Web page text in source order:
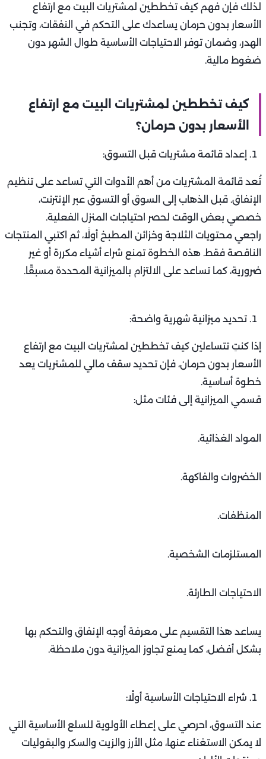
لذلك فإن فهم كيف تخططين لمشتريات البيت مع ارتفاع
الأسعار بدون حرمان يساعدك على التحكم في النفقات، وتجنب
الهدر، وضمان توفر الاحتياجات الأساسية طوال الشهر دون
ضغوط مالية.
كيف تخططين لمشتريات البيت مع ارتفاع
الأسعار بدون حرمان؟
إعداد قائمة مشتريات قبل التسوق:
تُعد قائمة المشتريات من أهم الأدوات التي تساعد على تنظيم
الإنفاق. قبل الذهاب إلى السوق أو التسوق عبر الإنترنت،
خصصي بعض الوقت لحصر احتياجات المنزل الفعلية.
راجعي محتويات الثلاجة وخزائن المطبخ أولًا، ثم اكتبي المنتجات
الناقصة فقط. هذه الخطوة تمنع شراء أشياء مكررة أو غير
ضرورية، كما تساعد على الالتزام بالميزانية المحددة مسبقًا.
تحديد ميزانية شهرية واضحة:
إذا كنتِ تتساءلين كيف تخططين لمشتريات البيت مع ارتفاع
الأسعار بدون حرمان، فإن تحديد سقف مالي للمشتريات يعد
خطوة أساسية.
قسمي الميزانية إلى فئات مثل:
المواد الغذائية.
الخضروات والفاكهة.
المنظفات.
المستلزمات الشخصية.
الاحتياجات الطارئة.
يساعد هذا التقسيم على معرفة أوجه الإنفاق والتحكم بها
بشكل أفضل، كما يمنع تجاوز الميزانية دون ملاحظة.
شراء الاحتياجات الأساسية أولًا:
عند التسوق، احرصي على إعطاء الأولوية للسلع الأساسية التي
لا يمكن الاستغناء عنها، مثل الأرز والزيت والسكر والبقوليات